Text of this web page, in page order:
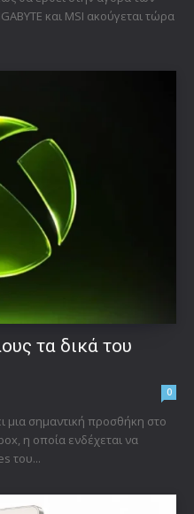
και MSI ακούγεται τώρα
τα δικά του
0
μια σημαντική προσθήκη στο
η οποία ενδέχεται να
του...